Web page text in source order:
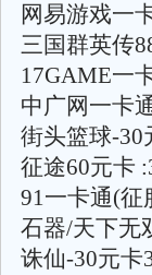
网易游戏一
三国群英传
17GAME一
中广网一卡
街头篮球-30
征途60元卡
91一卡通(征
石器/天下无
诛仙-30元卡